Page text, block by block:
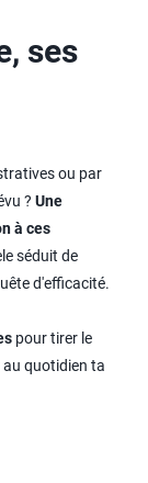
ses
ou par
? Une
à ces
séduit de
d'efficacité.
pour tirer le
quotidien ta